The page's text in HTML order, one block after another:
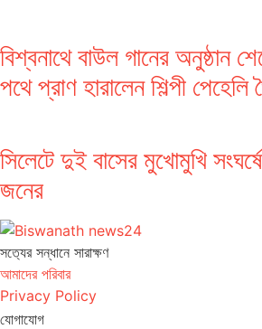
বিশ্বনাথে বাউল গানের অনুষ্ঠান
পথে প্রাণ হারালেন শিল্পী পেহেলি
সিলেটে দুই বাসের মুখোমুখি
জনের
সত‌্যের সন্ধানে সারাক্ষণ
আমাদের পরিবার
Privacy Policy
যোগাযোগ